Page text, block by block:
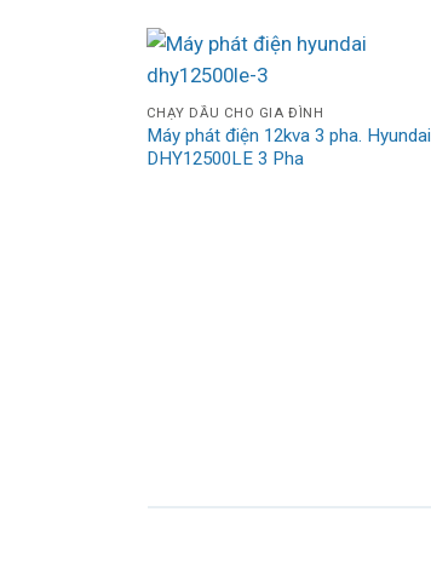
CHẠY DẦU CHO GIA ĐÌNH
Máy phát điện 12kva 3 pha. Hyundai
DHY12500LE 3 Pha